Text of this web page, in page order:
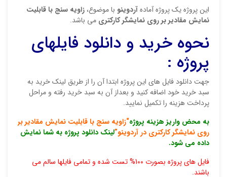
این پروژه یک پروژه آمادهآردوینو با موضوع، زاویه سنج با قابلیت
نمایش مقادیر بر روی نمایشگر کارکتری می باشد.
نحوه خرید و دانلود فایلهای
پروژه :
جهت دانلود فایل های این پروژه ابتدا آن را از طریق لینک خرید به
سبد خرید خود اضافه کنید و بعداز آن به سبد خرید رفته و مراحل
پرداخت هزینه را تکمیل نمایید.
به محض واریز هزینه پروژه“زاویه سنج با قابلیت نمایش مقادیر بر
روی نمایشگر کارکتری در آردوینو”لینک دانلود پروژه به شما نمایش
داده می شود.
فایل های پروژه بصورت 100% تست شده و تمامی فایلها سالم می
باشند.